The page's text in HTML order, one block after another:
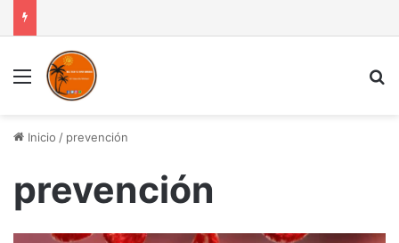
Menú
Inicio / prevención
prevención